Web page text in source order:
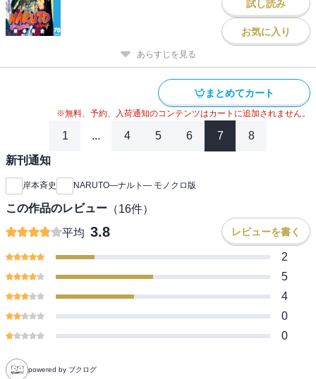
試し読み
お気に入り
あらすじを見る
まとめてカート
※無料、予約、入荷通知のコンテンツはカートに追加されません。
1 ... 4 5 6 7 8
新刊通知
岸本斉史 NARUTO―ナルト― モノクロ版
この作品のレビュー （16件）
平均 3.8 レビューを書く
2
5
4
0
0
powered by ブクログ